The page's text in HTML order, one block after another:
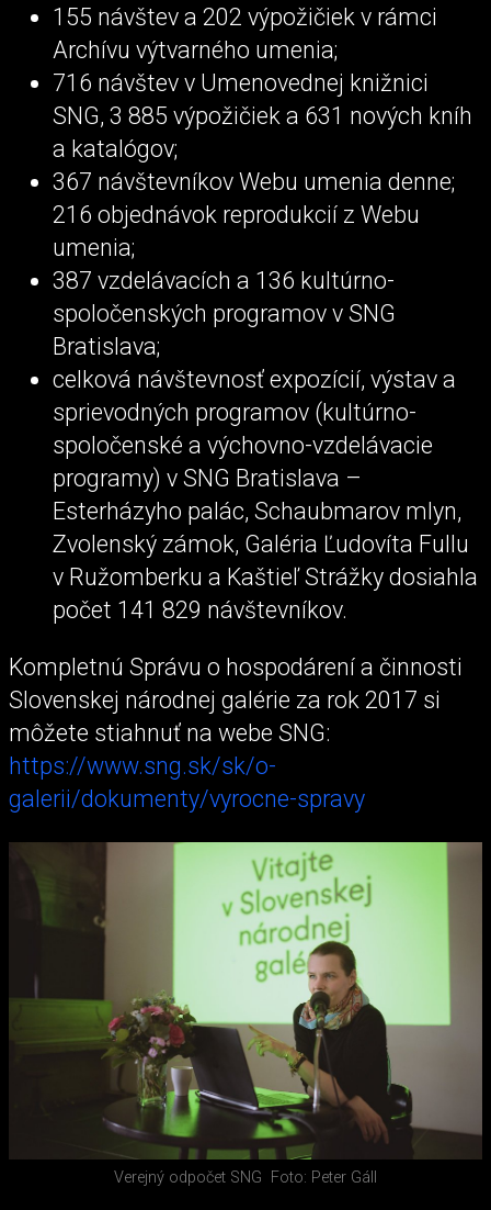
155 návštev a 202 výpožičiek v rámci
Archívu výtvarného umenia;
716 návštev v Umenovednej knižnici
SNG, 3 885 výpožičiek a 631 nových kníh
a katalógov;
367 návštevníkov Webu umenia denne;
216 objednávok reprodukcií z Webu
umenia;
387 vzdelávacích a 136 kultúrno-
spoločenských programov v SNG
Bratislava;
celková návštevnosť expozícií, výstav a
sprievodných programov (kultúrno-
spoločenské a výchovno-vzdelávacie
programy) v SNG Bratislava –
Esterházyho palác, Schaubmarov mlyn,
Zvolenský zámok, Galéria Ľudovíta Fullu
v Ružomberku a Kaštieľ Strážky dosiahla
počet 141 829 návštevníkov.
Kompletnú Správu o hospodárení a činnosti
Slovenskej národnej galérie za rok 2017 si
môžete stiahnuť na webe SNG:
https://www.sng.sk/sk/o-
galerii/dokumenty/vyrocne-spravy
Verejný odpočet SNG Foto: Peter Gáll